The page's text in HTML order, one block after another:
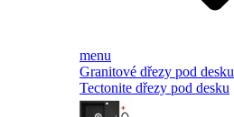
menu
Granitové dřezy pod desku
Tectonite dřezy pod desku